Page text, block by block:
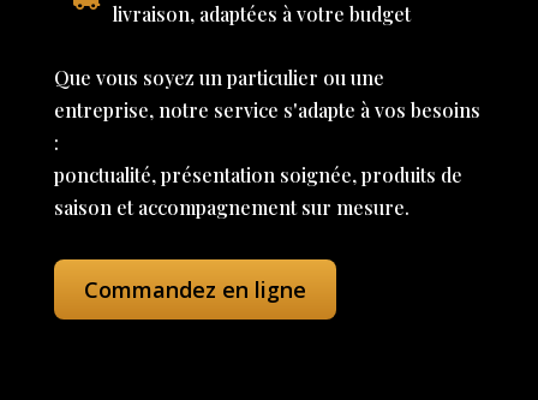
livraison, adaptées à votre budget
Que vous soyez un particulier ou une
entreprise, notre service s'adapte à vos besoins
:
ponctualité, présentation soignée, produits de
saison et accompagnement sur mesure.
Commandez en ligne